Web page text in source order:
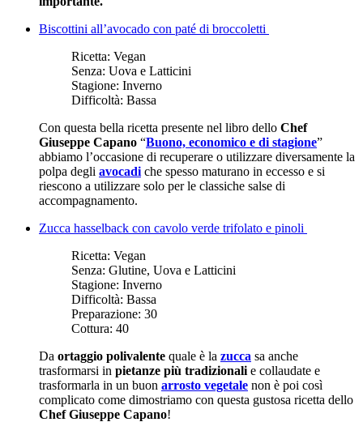
Biscottini all’avocado con paté di broccoletti
Ricetta: Vegan
Senza: Uova e Latticini
Stagione: Inverno
Difficoltà: Bassa
Con questa bella ricetta presente nel libro dello Chef
Giuseppe Capano “Buono, economico e di stagione”
abbiamo l’occasione di recuperare o utilizzare diversamente la
polpa degli avocadi che spesso maturano in eccesso e si
riescono a utilizzare solo per le classiche salse di
accompagnamento.
Zucca hasselback con cavolo verde trifolato e pinoli
Ricetta: Vegan
Senza: Glutine, Uova e Latticini
Stagione: Inverno
Difficoltà: Bassa
Preparazione: 30
Cottura: 40
Da ortaggio polivalente quale è la zucca sa anche
trasformarsi in pietanze più tradizionali e collaudate e
trasformarla in un buon arrosto vegetale non è poi così
complicato come dimostriamo con questa gustosa ricetta dello
Chef Giuseppe Capano!